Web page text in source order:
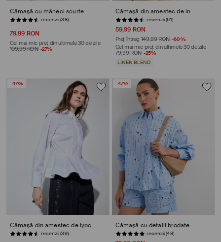
Cămașă cu mâneci scurte
STOC REDUS
79,99 RON
Cel mai mic preț din ultimele 30 de zile
109,99 RON -27%
Cămașă din amestec de in
recenzii (61)
59,99 RON
Preț întreg 149,99 RON -60%
Cel mai mic preț din ultimele 30 de zile
79,99 RON -25%
LINEN BLEND
-47%
Cămașă din amestec de lyocell
STOC REDUS
-47%
Cămașă cu detalii brodate
recenzii (48)